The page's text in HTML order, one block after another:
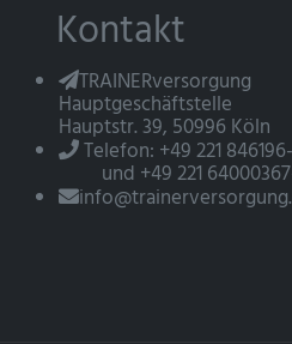
Kontakt
TRAINERversorgung
Hauptgeschäftstelle
Hauptstr. 39, 50996 Köln
Telefon: +49 221
und +49 221